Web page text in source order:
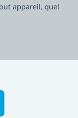
appareil, quel